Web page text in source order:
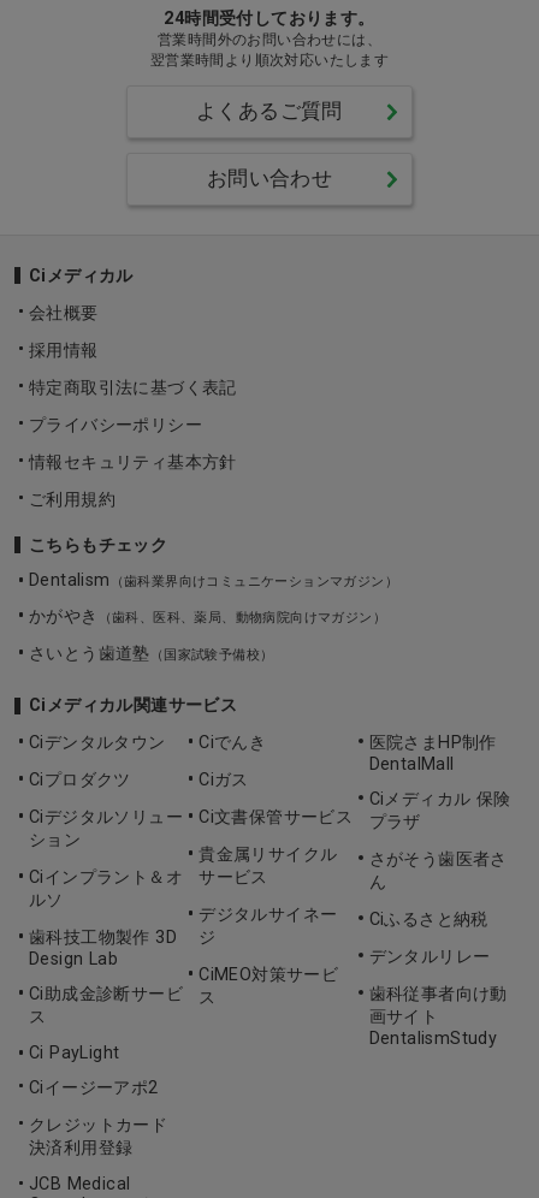
24時間受付しております。
営業時間外のお問い合わせには、
翌営業時間より順次対応いたします
よくあるご質問
お問い合わせ
Ciメディカル
会社概要
採用情報
特定商取引法に基づく表記
プライバシーポリシー
情報セキュリティ基本方針
ご利用規約
こちらもチェック
Dentalism
（歯科業界向けコミュニケーションマガジン）
かがやき （歯科、医科、薬局、動物病院向けマガジン）
さいとう歯道塾 （国家試験予備校）
Ciメディカル関連サービス
Ciデンタルタウン
Ciプロダクツ
Ciデジタルソリュー
ション
Ciインプラント＆オ
ルソ
歯科技工物製作 3D
Design Lab
Ci助成金診断サービ
ス
Ci PayLight
Ciイージーアポ2
クレジットカード
決済利用登録
JCB Medical
Ciでんき
Ciガス
Ci文書保管サービス
貴金属リサイクル
サービス
デジタルサイネー
ジ
CiMEO対策サービ
ス
医院さまHP制作
DentalMall
Ciメディカル 保険
プラザ
さがそう歯医者さ
ん
Ciふるさと納税
デンタルリレー
歯科従事者向け動
画サイト
DentalismStudy